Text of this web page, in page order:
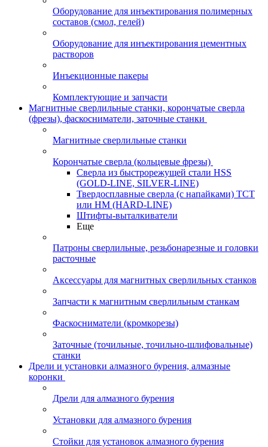
Оборудование для инъектирования полимерных
составов (смол, гелей)
Оборудование для инъектирования цементных
растворов
Инъекционные пакеры
Комплектующие и запчасти
Магнитные сверлильные станки, корончатые сверла
(фрезы), фаскосниматели, заточные станки
Магнитные сверлильные станки
Корончатые сверла (кольцевые фрезы)
Сверла из быстрорежущей стали HSS
(GOLD-LINE, SILVER-LINE)
Твердосплавные сверла (с напайками) ТСТ
или HM (HARD-LINE)
Штифты-выталкиватели
Еще
Патроны сверлильные, резьбонарезные и головки
расточные
Аксессуары для магнитных сверлильных станков
Запчасти к магнитным сверлильным станкам
Фаскосниматели (кромкорезы)
Заточные (точильные, точильно-шлифовальные)
станки
Дрели и установки алмазного бурения, алмазные
коронки
Дрели для алмазного бурения
Установки для алмазного бурения
Стойки для установок алмазного бурения